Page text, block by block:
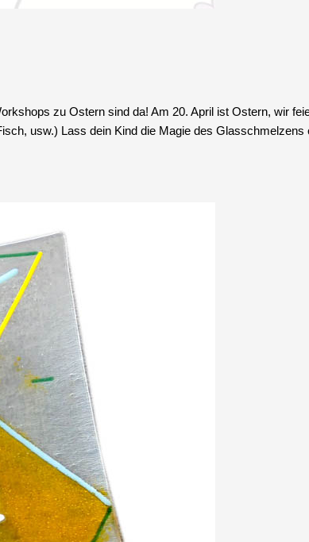
zu Ostern sind da! Am 20. April ist Ostern, wir
usw.) Lass dein Kind die Magie des Glasschmelzens